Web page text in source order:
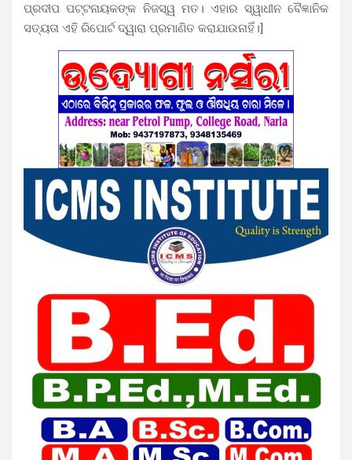
ପ୍ରଦୀପ ପଟ୍ଟନାୟକଙ୍କ ନିଜସ୍ୱ ମତ। ଏହାର ସ୍ୱାଧୀନ ବୈଜ୍ଞାନିକ
ସତ୍ୟତା ଏହି ରିପୋର୍ଟ ଦ୍ୱାରା ପ୍ରମାଣିତ କରାଯାଉନାହିଁ।]